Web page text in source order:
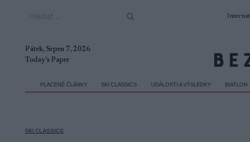
Pátek, Srpen 7, 2026
Today's Paper
PLACENÉ ČLÁNKY SKI CLASSICS UDÁLOSTI A VÝSLEDKY BIATLON
SKI CLASSICS